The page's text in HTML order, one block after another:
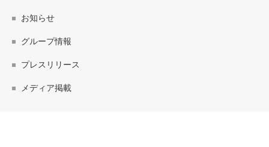
お知らせ
グループ情報
プレスリリース
メディア掲載